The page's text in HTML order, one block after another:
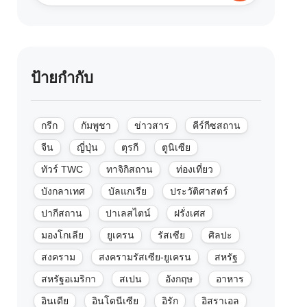
ป้ายกำกับ
กรีก กัมพูชา ข่าวสาร
คีร์กีซสถาน
จีน
ญี่ปุ่น ตุรกี
ตูนิเซีย
ทัวร์ TWC
ทาจิกิสถาน
ท่องเที่ยว
บังกลาเทศ
บัลแกเรีย
ประวัติศาสตร์
ปากีสถาน
ปาเลสไตน์
ฝรั่งเศส
มองโกเลีย
ยูเครน รัสเซีย
ศิลปะ
สงคราม
สงครามรัสเซีย-ยูเครน
สหรัฐ
สหรัฐอเมริกา
สเปน อังกฤษ
อาหาร
อินเดีย
อินโดนีเซีย อิรัก
อิสราเอล